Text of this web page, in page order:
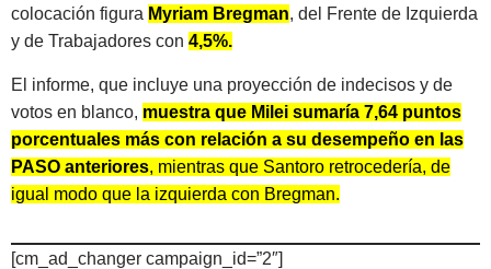
colocación figura Myriam Bregman, del Frente de Izquierda
y de Trabajadores con 4,5%.
El informe, que incluye una proyección de indecisos y de
votos en blanco, muestra que Milei sumaría 7,64 puntos
porcentuales más con relación a su desempeño en las
PASO anteriores, mientras que Santoro retrocedería, de
igual modo que la izquierda con Bregman.
[cm_ad_changer campaign_id=”2″]